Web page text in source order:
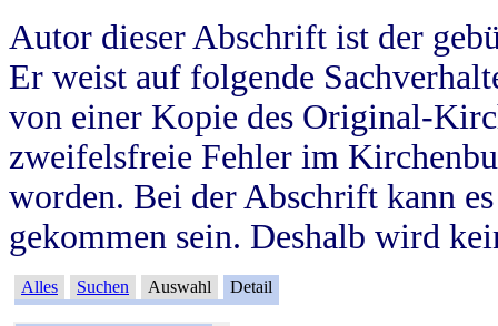
Autor dieser Abschrift ist der
Er weist auf folgende
von einer Kopie des Original-
zweifelsfreie Fehler im
worden. Bei der Abschrift kann
gekommen sein. Deshalb wird
Alles Suchen Auswahl Detail